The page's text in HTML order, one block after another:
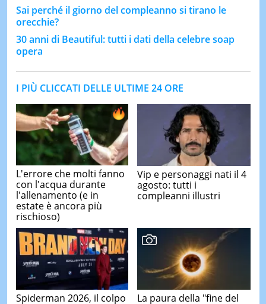
Sai perché il giorno del compleanno si tirano le
orecchie?
30 anni di Beautiful: tutti i dati della celebre soap
opera
I PIÙ CLICCATI DELLE ULTIME 24 ORE
L'errore che molti fanno
con l'acqua durante
l'allenamento (e in
estate è ancora più
rischioso)
Vip e personaggi nati il 4
agosto: tutti i
compleanni illustri
Spiderman 2026, il colpo
La paura della "fine del